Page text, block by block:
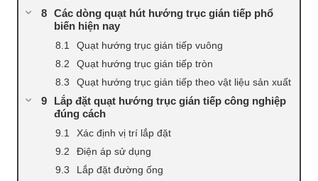
Các dòng quạt hút hướng trục gián tiếp phổ
biến hiện nay
Quạt hướng trục gián tiếp vuông
Quạt hướng trục gián tiếp tròn
Quạt hướng trục gián tiếp theo vật liệu sản xuất
Lắp đặt quạt hướng trục gián tiếp công nghiệp
đúng cách
Xác định vị trí lắp đặt
Điện áp sử dụng
Lắp đặt đường ống